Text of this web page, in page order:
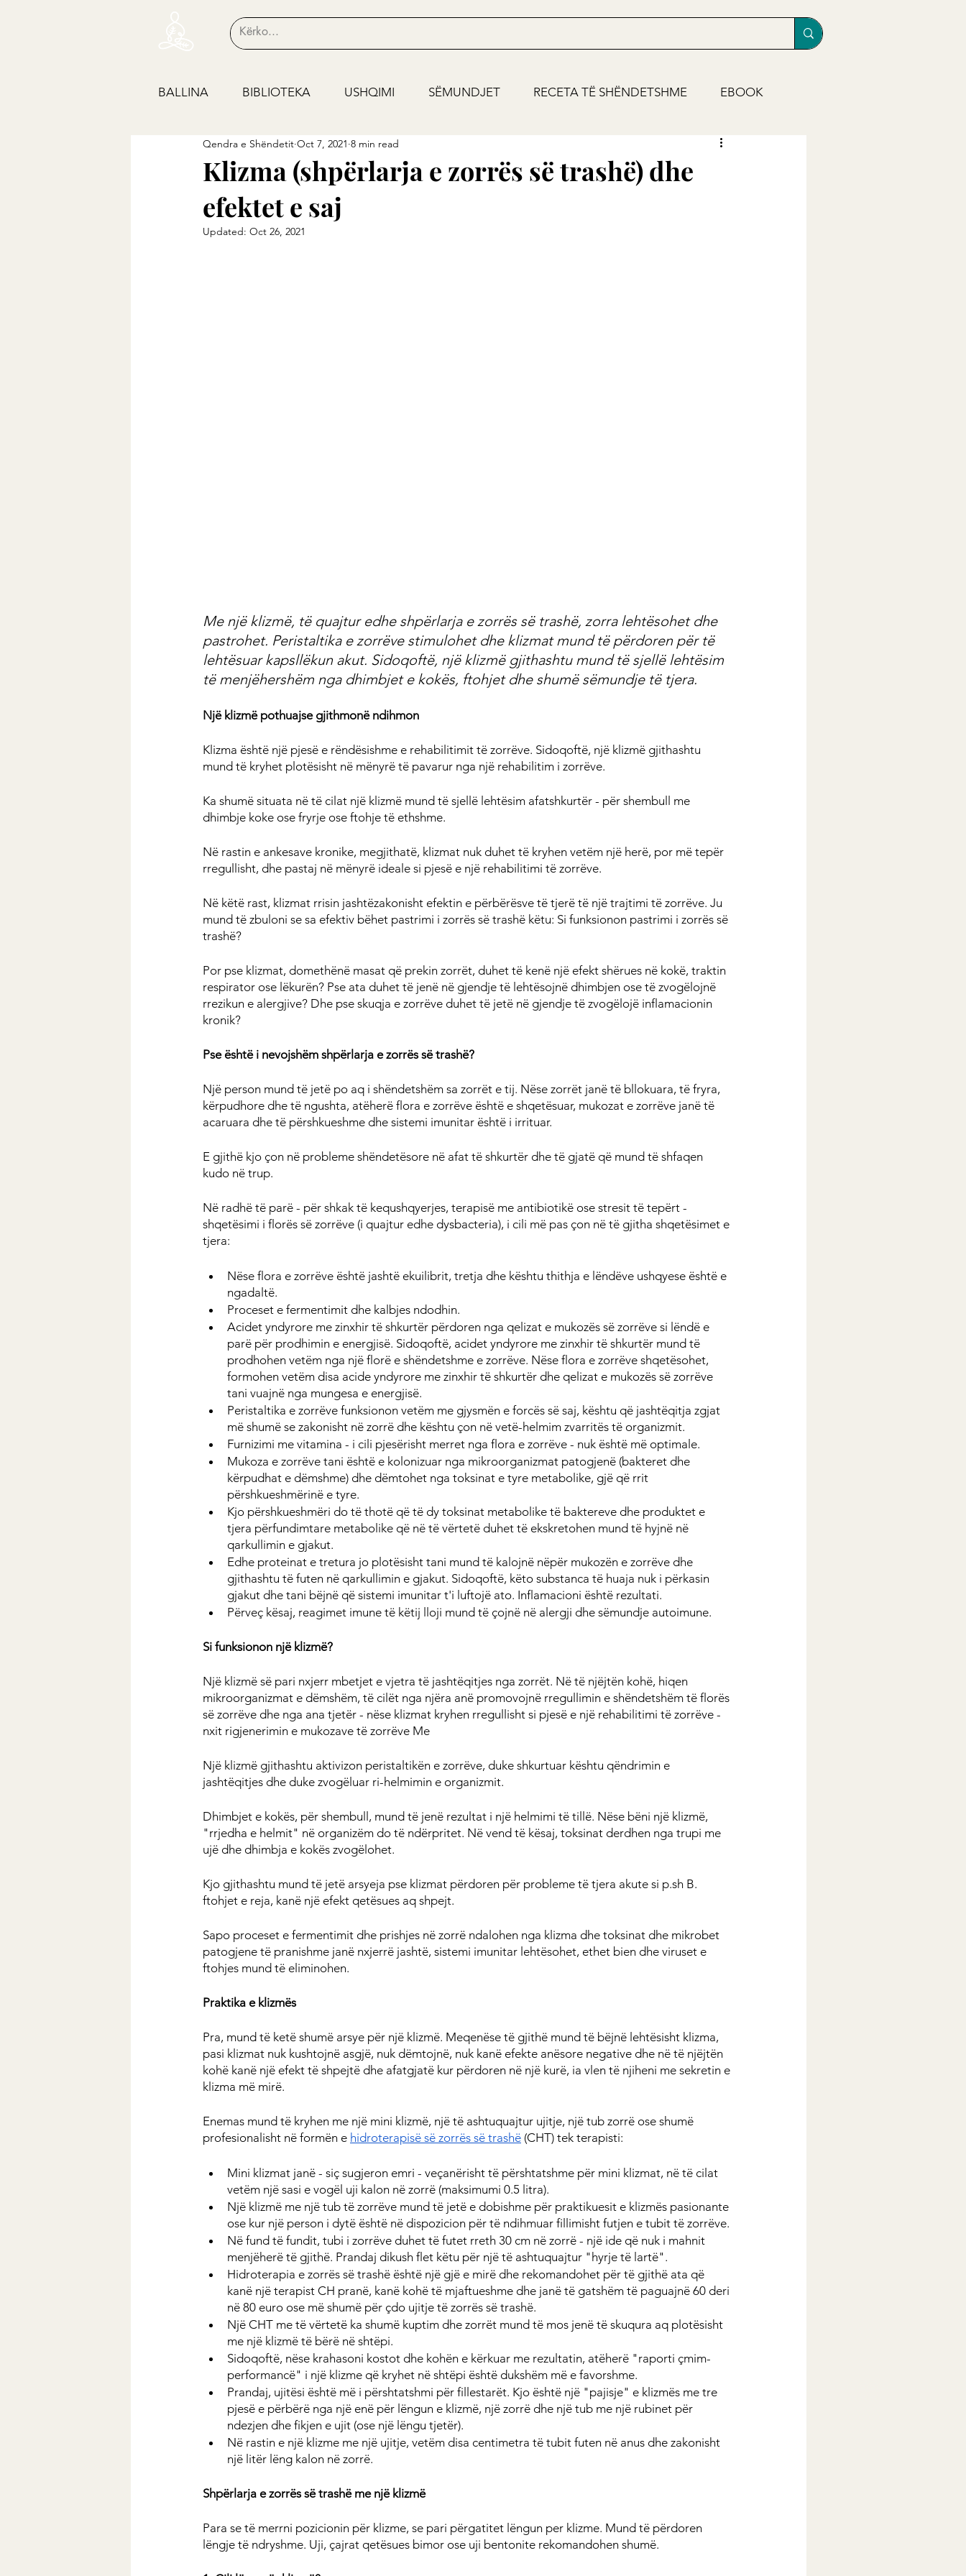
BALLINA BIBLIOTEKA USHQIMI SËMUNDJET RECETA TË SHËNDETSHME EBOOK
Klizma (shpërlarja e zorrës së trashë) dhe
efektet e saj
Qendra e Shëndetit Oct 7, 2021 8 min read
Updated: Oct 26, 2021
Me një klizmë, të quajtur edhe shpërlarja e zorrës së trashë, zorra lehtësohet dhe
pastrohet. Peristaltika e zorrëve stimulohet dhe klizmat mund të përdoren për të
lehtësuar kapsllëkun akut. Sidoqoftë, një klizmë gjithashtu mund të sjellë lehtësim
të menjëhershëm nga dhimbjet e kokës, ftohjet dhe shumë sëmundje të tjera.
Një klizmë pothuajse gjithmonë ndihmon
Klizma është një pjesë e rëndësishme e rehabilitimit të zorrëve. Sidoqoftë, një klizmë gjithashtu
mund të kryhet plotësisht në mënyrë të pavarur nga një rehabilitim i zorrëve.
Ka shumë situata në të cilat një klizmë mund të sjellë lehtësim afatshkurtër - për shembull me
dhimbje koke ose fryrje ose ftohje të ethshme.
Në rastin e ankesave kronike, megjithatë, klizmat nuk duhet të kryhen vetëm një herë, por më tepër
rregullisht, dhe pastaj në mënyrë ideale si pjesë e një rehabilitimi të zorrëve.
Në këtë rast, klizmat rrisin jashtëzakonisht efektin e përbërësve të tjerë të një trajtimi të zorrëve. Ju
mund të zbuloni se sa efektiv bëhet pastrimi i zorrës së trashë këtu: Si funksionon pastrimi i zorrës së
trashë?
Por pse klizmat, domethënë masat që prekin zorrët, duhet të kenë një efekt shërues në kokë, traktin
respirator ose lëkurën? Pse ata duhet të jenë në gjendje të lehtësojnë dhimbjen ose të zvogëlojnë
rrezikun e alergjive? Dhe pse skuqja e zorrëve duhet të jetë në gjendje të zvogëlojë inflamacionin
kronik?
Pse është i nevojshëm shpërlarja e zorrës së trashë?
Një person mund të jetë po aq i shëndetshëm sa zorrët e tij. Nëse zorrët janë të bllokuara, të fryra,
kërpudhore dhe të ngushta, atëherë flora e zorrëve është e shqetësuar, mukozat e zorrëve janë të
acaruara dhe të përshkueshme dhe sistemi imunitar është i irrituar.
E gjithë kjo çon në probleme shëndetësore në afat të shkurtër dhe të gjatë që mund të shfaqen
kudo në trup.
Në radhë të parë - për shkak të kequshqyerjes, terapisë me antibiotikë ose stresit të tepërt -
shqetësimi i florës së zorrëve (i quajtur edhe dysbacteria), i cili më pas çon në të gjitha shqetësimet e
tjera:
Nëse flora e zorrëve është jashtë ekuilibrit, tretja dhe kështu thithja e lëndëve ushqyese është e
ngadaltë.
Proceset e fermentimit dhe kalbjes ndodhin.
Acidet yndyrore me zinxhir të shkurtër përdoren nga qelizat e mukozës së zorrëve si lëndë e
parë për prodhimin e energjisë. Sidoqoftë, acidet yndyrore me zinxhir të shkurtër mund të
prodhohen vetëm nga një florë e shëndetshme e zorrëve. Nëse flora e zorrëve shqetësohet,
formohen vetëm disa acide yndyrore me zinxhir të shkurtër dhe qelizat e mukozës së zorrëve
tani vuajnë nga mungesa e energjisë.
Peristaltika e zorrëve funksionon vetëm me gjysmën e forcës së saj, kështu që jashtëqitja zgjat
më shumë se zakonisht në zorrë dhe kështu çon në vetë-helmim zvarritës të organizmit.
Furnizimi me vitamina - i cili pjesërisht merret nga flora e zorrëve - nuk është më optimale.
Mukoza e zorrëve tani është e kolonizuar nga mikroorganizmat patogjenë (bakteret dhe
kërpudhat e dëmshme) dhe dëmtohet nga toksinat e tyre metabolike, gjë që rrit
përshkueshmërinë e tyre.
Kjo përshkueshmëri do të thotë që të dy toksinat metabolike të baktereve dhe produktet e
tjera përfundimtare metabolike që në të vërtetë duhet të ekskretohen mund të hyjnë në
qarkullimin e gjakut.
Edhe proteinat e tretura jo plotësisht tani mund të kalojnë nëpër mukozën e zorrëve dhe
gjithashtu të futen në qarkullimin e gjakut. Sidoqoftë, këto substanca të huaja nuk i përkasin
gjakut dhe tani bëjnë që sistemi imunitar t'i luftojë ato. Inflamacioni është rezultati.
Përveç kësaj, reagimet imune të këtij lloji mund të çojnë në alergji dhe sëmundje autoimune.
Si funksionon një klizmë?
Një klizmë së pari nxjerr mbetjet e vjetra të jashtëqitjes nga zorrët. Në të njëjtën kohë, hiqen
mikroorganizmat e dëmshëm, të cilët nga njëra anë promovojnë rregullimin e shëndetshëm të florës
së zorrëve dhe nga ana tjetër - nëse klizmat kryhen rregullisht si pjesë e një rehabilitimi të zorrëve -
nxit rigjenerimin e mukozave të zorrëve Me
Një klizmë gjithashtu aktivizon peristaltikën e zorrëve, duke shkurtuar kështu qëndrimin e
jashtëqitjes dhe duke zvogëluar ri-helmimin e organizmit.
Dhimbjet e kokës, për shembull, mund të jenë rezultat i një helmimi të tillë. Nëse bëni një klizmë,
"rrjedha e helmit" në organizëm do të ndërpritet. Në vend të kësaj, toksinat derdhen nga trupi me
ujë dhe dhimbja e kokës zvogëlohet.
Kjo gjithashtu mund të jetë arsyeja pse klizmat përdoren për probleme të tjera akute si p.sh B.
ftohjet e reja, kanë një efekt qetësues aq shpejt.
Sapo proceset e fermentimit dhe prishjes në zorrë ndalohen nga klizma dhe toksinat dhe mikrobet
patogjene të pranishme janë nxjerrë jashtë, sistemi imunitar lehtësohet, ethet bien dhe viruset e
ftohjes mund të eliminohen.
Praktika e klizmës
Pra, mund të ketë shumë arsye për një klizmë. Meqenëse të gjithë mund të bëjnë lehtësisht klizma,
pasi klizmat nuk kushtojnë asgjë, nuk dëmtojnë, nuk kanë efekte anësore negative dhe në të njëjtën
kohë kanë një efekt të shpejtë dhe afatgjatë kur përdoren në një kurë, ia vlen të njiheni me sekretin e
klizma më mirë.
Enemas mund të kryhen me një mini klizmë, një të ashtuquajtur ujitje, një tub zorrë ose shumë
profesionalisht në formën e hidroterapisë së zorrës së trashë (CHT) tek terapisti:
Mini klizmat janë - siç sugjeron emri - veçanërisht të përshtatshme për mini klizmat, në të cilat
vetëm një sasi e vogël uji kalon në zorrë (maksimumi 0.5 litra).
Një klizmë me një tub të zorrëve mund të jetë e dobishme për praktikuesit e klizmës pasionante
ose kur një person i dytë është në dispozicion për të ndihmuar fillimisht futjen e tubit të zorrëve.
Në fund të fundit, tubi i zorrëve duhet të futet rreth 30 cm në zorrë - një ide që nuk i mahnit
menjëherë të gjithë. Prandaj dikush flet këtu për një të ashtuquajtur "hyrje të lartë".
Hidroterapia e zorrës së trashë është një gjë e mirë dhe rekomandohet për të gjithë ata që
kanë një terapist CH pranë, kanë kohë të mjaftueshme dhe janë të gatshëm të paguajnë 60 deri
në 80 euro ose më shumë për çdo ujitje të zorrës së trashë.
Një CHT me të vërtetë ka shumë kuptim dhe zorrët mund të mos jenë të skuqura aq plotësisht
me një klizmë të bërë në shtëpi.
Sidoqoftë, nëse krahasoni kostot dhe kohën e kërkuar me rezultatin, atëherë "raporti çmim-
performancë" i një klizme që kryhet në shtëpi është dukshëm më e favorshme.
Prandaj, ujitësi është më i përshtatshmi për fillestarët. Kjo është një "pajisje" e klizmës me tre
pjesë e përbërë nga një enë për lëngun e klizmë, një zorrë dhe një tub me një rubinet për
ndezjen dhe fikjen e ujit (ose një lëngu tjetër).
Në rastin e një klizme me një ujitje, vetëm disa centimetra të tubit futen në anus dhe zakonisht
një litër lëng kalon në zorrë.
Shpërlarja e zorrës së trashë me një klizmë
Para se të merrni pozicionin për klizme, se pari përgatitet lëngun per klizme. Mund të përdoren
lëngje të ndryshme. Uji, çajrat qetësues bimor ose uji bentonite rekomandohen shumë.